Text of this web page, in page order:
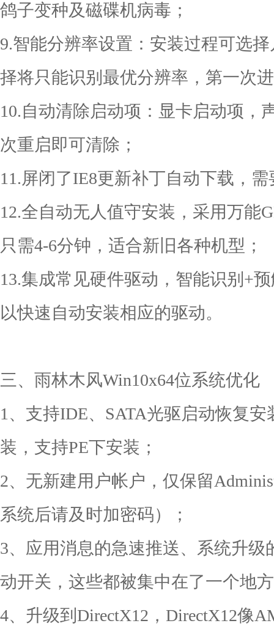
鸽子变种及磁碟机病毒；
9.智能分辨率设置：安装过程可选
择将只能识别最优分辨率，第一次
10.自动清除启动项：显卡启动项，
次重启即可清除；
11.屏闭了IE8更新补丁自动下载，
12.全自动无人值守安装，采用万能
只需4-6分钟，适合新旧各种机型；
13.集成常见硬件驱动，智能识别+
以快速自动安装相应的驱动。
三、雨林木风Win10x64位系统优化
1、支持IDE、SATA光驱启动恢复
装，支持PE下安装；
2、无新建用户帐户，仅保留
系统后请及时加密码）；
3、应用消息的急速推送、系统升
动开关，这些都被集中在了一个地
4、升级到DirectX12，DirectX12像